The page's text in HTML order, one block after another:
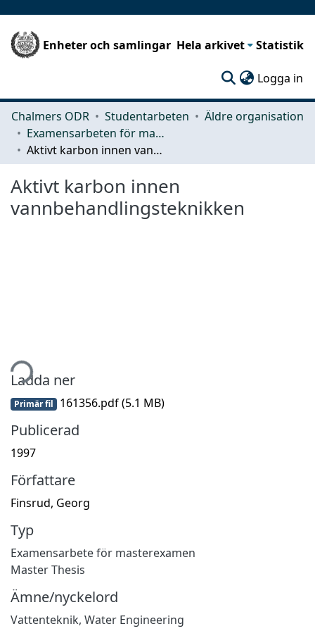
Enheter och samlingar Hela arkivet Statistik
Logga in
Chalmers ODR Studentarbeten
Äldre organisation
Examensarbeten för masterexamen
Aktivt karbon innen vannbehandlingsteknikken
Aktivt karbon innen
vannbehandlingsteknikken
Ladda ner
Primär fil 161356.pdf(5.1 MB)
Publicerad
1997
Författare
Finsrud, Georg
Typ
Examensarbete för masterexamen
Master Thesis
Ämne/nyckelord
Vattenteknik, Water Engineering